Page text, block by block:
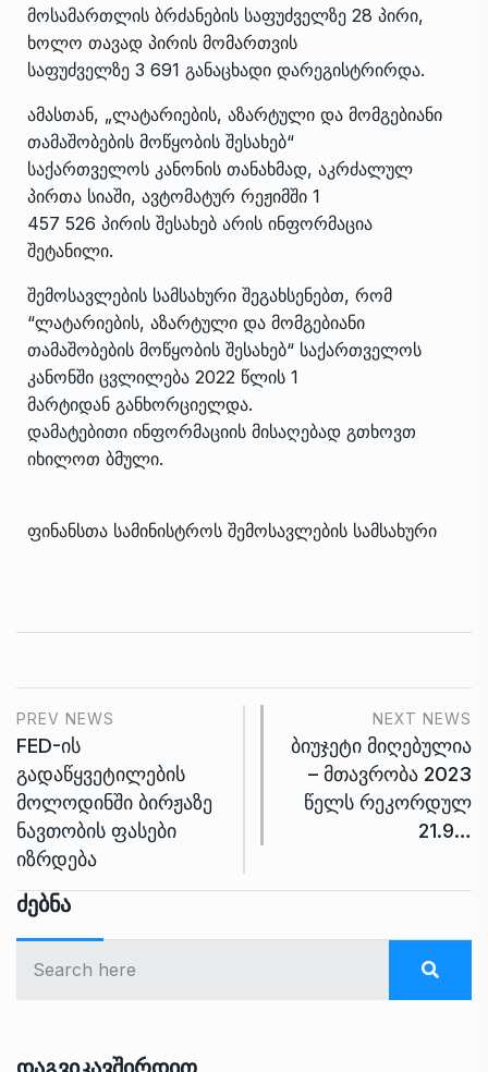
მოსამართლის ბრძანების საფუძველზე 28 პირი,
ხოლო თავად პირის მომართვის
საფუძველზე 3 691 განაცხადი დარეგისტრირდა.
ამასთან, „ლატარიების, აზარტული და მომგებიანი
თამაშობების მოწყობის შესახებ“
საქართველოს კანონის თანახმად, აკრძალულ
პირთა სიაში, ავტომატურ რეჟიმში 1
457 526 პირის შესახებ არის ინფორმაცია
შეტანილი.
შემოსავლების სამსახური შეგახსენებთ, რომ
“ლატარიების, აზარტული და მომგებიანი
თამაშობების მოწყობის შესახებ“ საქართველოს
კანონში ცვლილება 2022 წლის 1
მარტიდან განხორციელდა.
დამატებითი ინფორმაციის მისაღებად გთხოვთ
იხილოთ ბმული.
ფინანსთა სამინისტროს შემოსავლების სამსახური
PREV NEWS
FED-ის
გადაწყვეტილების
მოლოდინში ბირჟაზე
ნავთობის ფასები
იზრდება
NEXT NEWS
ბიუჯეტი მიღებულია
– მთავრობა 2023
წელს რეკორდულ
21.9…
Ძებნა